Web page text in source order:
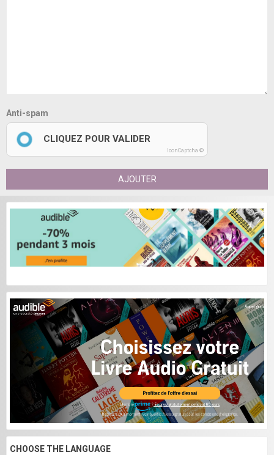
Anti-spam
CLIQUEZ POUR VALIDER
IconCaptcha ©
AJOUTER
CHOOSE THE LANGUAGE